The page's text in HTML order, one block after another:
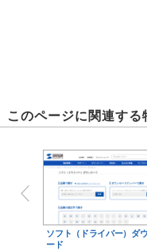
このページに関連す
ソフト（ドライバー）ダ
ード